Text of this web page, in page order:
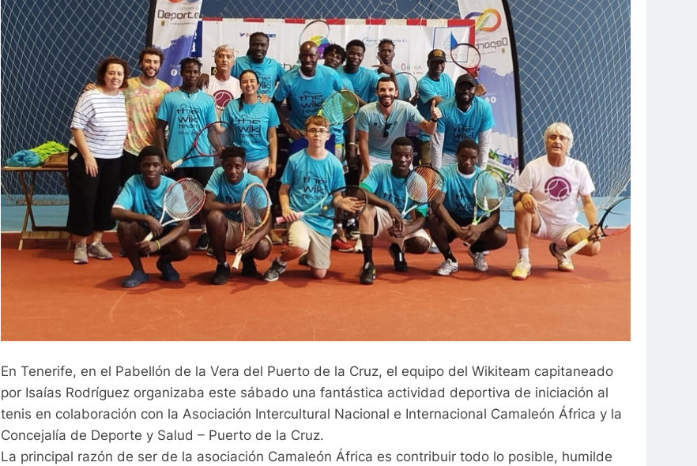
En Tenerife, en el Pabellón de la Vera del Puerto de la Cruz, el equipo del Wikiteam capitaneado
por Isaías Rodríguez organizaba este sábado una fantástica actividad deportiva de iniciación al
tenis en colaboración con la Asociación Intercultural Nacional e Internacional Camaleón África y la
Concejalía de Deporte y Salud – Puerto de la Cruz.
La principal razón de ser de la asociación Camaleón África es contribuir todo lo posible, humilde